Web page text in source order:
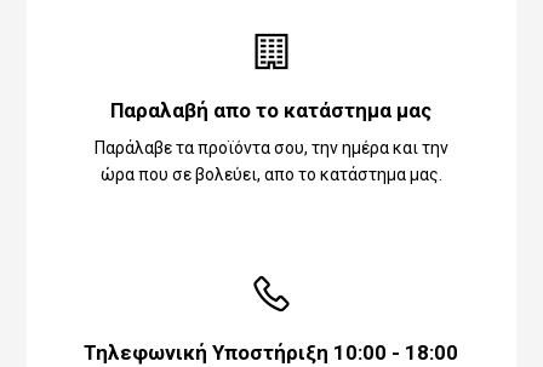
Παραλαβή απο το κατάστημα μας
Παράλαβε τα προϊόντα σου, την ημέρα και την
ώρα που σε βολεύει, απο το κατάστημα μας.
Τηλεφωνική Υποστήριξη 10:00 - 18:00